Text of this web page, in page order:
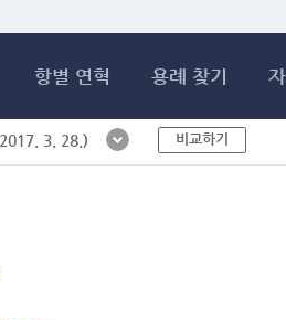
항별 연혁 용례 찾기
3. 28.) 비교하기